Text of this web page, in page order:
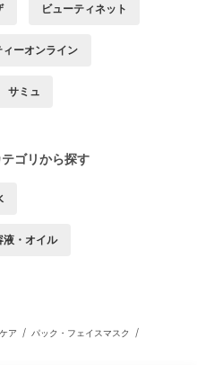
ビューティネット
ーオンライン
サミュ
ゴリから探す
液・オイル
ア / パック・フェイスマスク /